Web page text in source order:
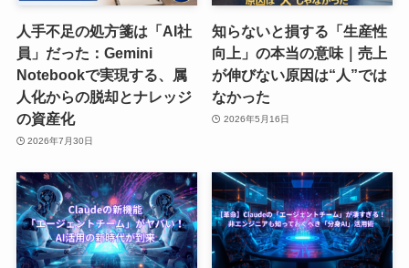
人手不足の処方箋は「AI社
員」だった：Gemini
Notebookで実現する、属
人化からの脱却とナレッジ
の資産化
2026年7月30日
知らないと損する「生産性
向上」の本当の意味｜売上
が伸びない原因は“人”では
なかった
2026年5月16日